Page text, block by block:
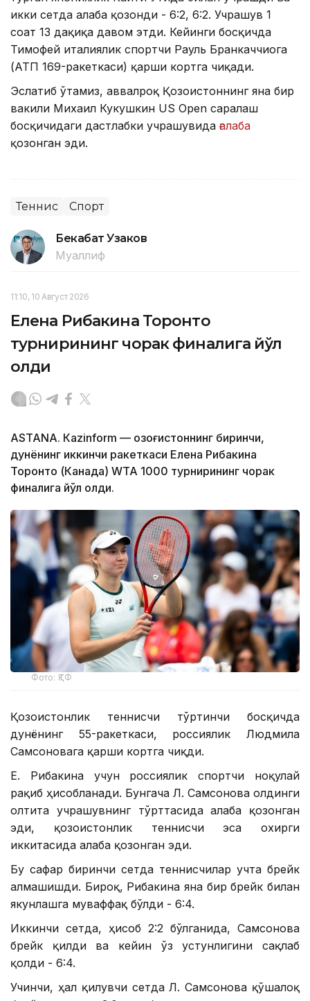
икки сетда ғалаба қозонди - 6:2, 6:2. Учрашув 1
соат 13 дақиқа давом этди. Кейинги босқичда
Тимофей италиялик спортчи Рауль Бранкаччиога
(АТП 169-ракеткаси) қарши кортга чиқади.
Эслатиб ўтамиз, аввалроқ Қозоғистоннинг яна бир
вакили Михаил Кукушкин US Open саралаш
босқичидаги дастлабки учрашувида ғалаба
қозонган эди.
Теннис Спорт
Бекабат Узаков
Муаллиф
11:10, 10 Август 2026
Елена Рибакина Торонто
турнирининг чорак финалига йўл
олди
ASTANА. Кazinform — Қозоғистоннинг биринчи,
дунёнинг иккинчи ракеткаси Елена Рибакина
Торонто (Канада) WТА 1000 турнирининг чорак
финалига йўл олди.
Фото: ҚТФ
Қозоғистонлик теннисчи тўртинчи босқичда
дунёнинг 55-ракеткаси, россиялик Людмила
Самсоновага қарши кортга чиқди.
Е. Рибакина учун россиялик спортчи ноқулай
рақиб ҳисобланади. Бунгача Л. Самсонова олдинги
олтита учрашувнинг тўрттасида ғалаба қозонган
эди, қозоғистонлик теннисчи эса охирги
иккитасида ғалаба қозонган эди.
Бу сафар биринчи сетда теннисчилар учта брейк
алмашишди. Бироқ, Рибакина яна бир брейк билан
якунлашга муваффақ бўлди - 6:4.
Иккинчи сетда, ҳисоб 2:2 бўлганида, Самсонова
брейк қилди ва кейин ўз устунлигини сақлаб
қолди - 6:4.
Учинчи, ҳал қилувчи сетда Л. Самсонова қўшалоқ